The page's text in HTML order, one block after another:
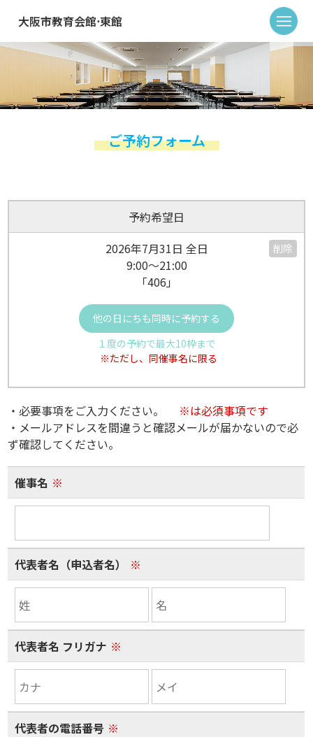
大阪市教育会館⋅東館
ご予約フォーム
予約希望日
2026年7月31日 全日
9:00～21:00
「406」
削除
他の日にちも同時に予約する
１度の予約で最大10枠まで
※ただし、同催事名に限る
・必要事項をご入力ください。
※は必須事項です
・メールアドレスを間違うと確認メールが届かないので必
ず確認してください。
催事名 ※
代表者名（申込者名） ※
代表者名 フリガナ ※
代表者の電話番号 ※